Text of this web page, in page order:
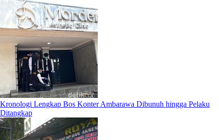
Kronologi Lengkap Bos Konter Ambarawa Dibunuh hingga Pelaku
Ditangkap